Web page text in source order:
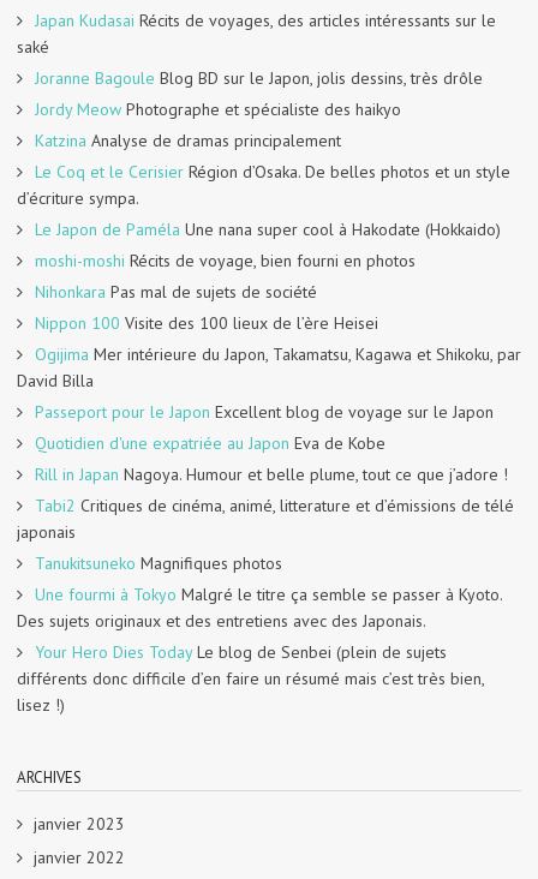
Japan Kudasai Récits de voyages, des articles intéressants sur le
saké
Joranne Bagoule Blog BD sur le Japon, jolis dessins, très drôle
Jordy Meow Photographe et spécialiste des haikyo
Katzina Analyse de dramas principalement
Le Coq et le Cerisier Région d’Osaka. De belles photos et un style
d’écriture sympa.
Le Japon de Paméla Une nana super cool à Hakodate (Hokkaido)
moshi-moshi Récits de voyage, bien fourni en photos
Nihonkara Pas mal de sujets de société
Nippon 100 Visite des 100 lieux de l’ère Heisei
Ogijima Mer intérieure du Japon, Takamatsu, Kagawa et Shikoku, par
David Billa
Passeport pour le Japon Excellent blog de voyage sur le Japon
Quotidien d'une expatriée au Japon Eva de Kobe
Rill in Japan Nagoya. Humour et belle plume, tout ce que j’adore !
Tabi2 Critiques de cinéma, animé, litterature et d’émissions de télé
japonais
Tanukitsuneko Magnifiques photos
Une fourmi à Tokyo Malgré le titre ça semble se passer à Kyoto.
Des sujets originaux et des entretiens avec des Japonais.
Your Hero Dies TodayLe blog de Senbei (plein de sujets
différents donc difficile d’en faire un résumé mais c’est très bien,
lisez !)
ARCHIVES
janvier 2023
janvier 2022